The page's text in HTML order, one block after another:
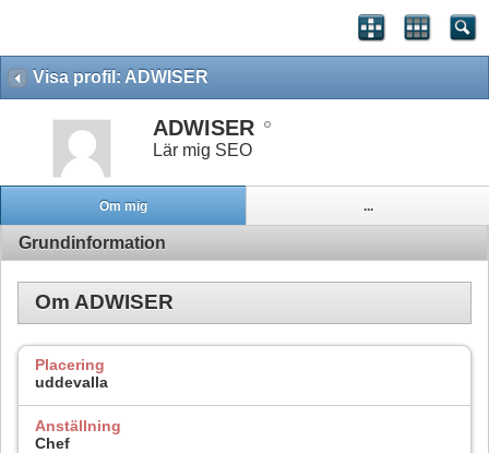
Visa profil: ADWISER
ADWISER
Lär mig SEO
Om mig ...
Grundinformation
Om ADWISER
Placering
uddevalla
Anställning
Chef